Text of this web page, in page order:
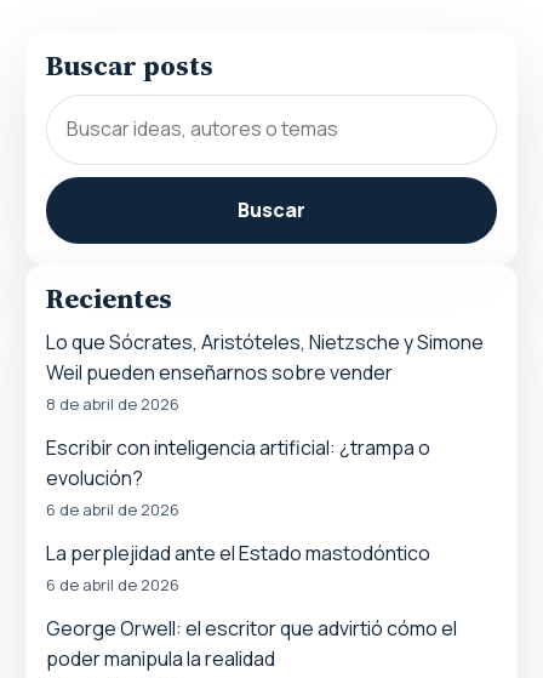
Buscar posts
Buscar
Recientes
Lo que Sócrates, Aristóteles, Nietzsche y Simone
Weil pueden enseñarnos sobre vender
8 de abril de 2026
Escribir con inteligencia artificial: ¿trampa o
evolución?
6 de abril de 2026
La perplejidad ante el Estado mastodóntico
6 de abril de 2026
George Orwell: el escritor que advirtió cómo el
poder manipula la realidad